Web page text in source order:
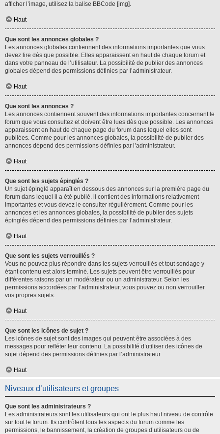
afficher l’image, utilisez la balise BBCode [img].
Haut
Que sont les annonces globales ?
Les annonces globales contiennent des informations importantes que vous
devez lire dès que possible. Elles apparaissent en haut de chaque forum et
dans votre panneau de l’utilisateur. La possibilité de publier des annonces
globales dépend des permissions définies par l’administrateur.
Haut
Que sont les annonces ?
Les annonces contiennent souvent des informations importantes concernant le
forum que vous consultez et doivent être lues dès que possible. Les annonces
apparaissent en haut de chaque page du forum dans lequel elles sont
publiées. Comme pour les annonces globales, la possibilité de publier des
annonces dépend des permissions définies par l’administrateur.
Haut
Que sont les sujets épinglés ?
Un sujet épinglé apparaît en dessous des annonces sur la première page du
forum dans lequel il a été publié. il contient des informations relativement
importantes et vous devez le consulter régulièrement. Comme pour les
annonces et les annonces globales, la possibilité de publier des sujets
épinglés dépend des permissions définies par l’administrateur.
Haut
Que sont les sujets verrouillés ?
Vous ne pouvez plus répondre dans les sujets verrouillés et tout sondage y
étant contenu est alors terminé. Les sujets peuvent être verrouillés pour
différentes raisons par un modérateur ou un administrateur. Selon les
permissions accordées par l’administrateur, vous pouvez ou non verrouiller
vos propres sujets.
Haut
Que sont les icônes de sujet ?
Les icônes de sujet sont des images qui peuvent être associées à des
messages pour refléter leur contenu. La possibilité d’utiliser des icônes de
sujet dépend des permissions définies par l’administrateur.
Haut
Niveaux d’utilisateurs et groupes
Que sont les administrateurs ?
Les administrateurs sont les utilisateurs qui ont le plus haut niveau de contrôle
sur tout le forum. Ils contrôlent tous les aspects du forum comme les
permissions, le bannissement, la création de groupes d’utilisateurs ou de